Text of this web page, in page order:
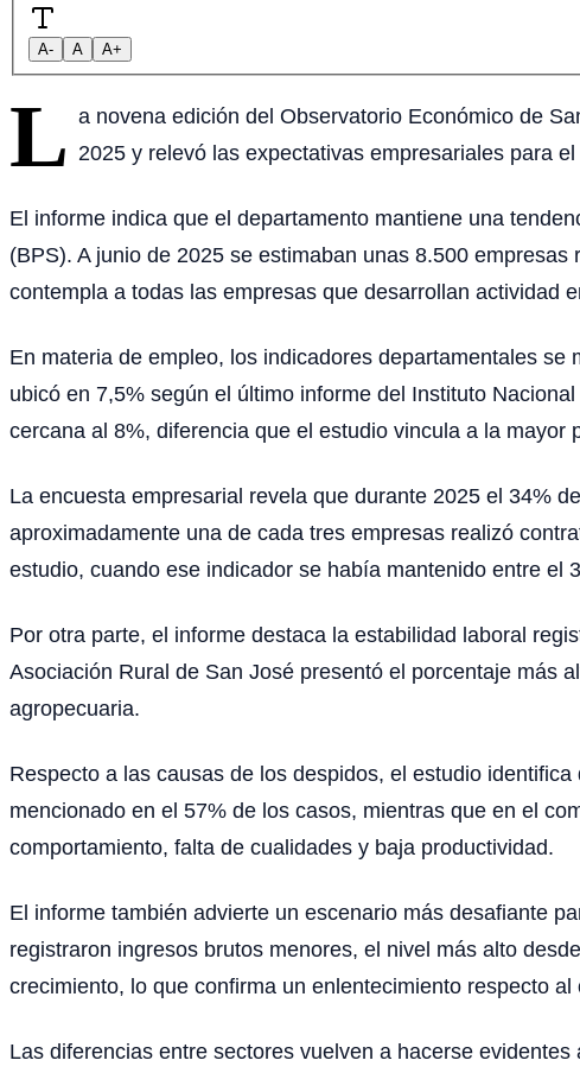
A- A A+
L a novena edición del Observatorio Económico de
2025 y relevó las expectativas empresariales para
El informe indica que el departamento mantiene una
(BPS). A junio de 2025 se estimaban unas 8.500
contempla a todas las empresas que desarrollan actividad
En materia de empleo, los indicadores departamentales
ubicó en 7,5% según el último informe del Instituto
cercana al 8%, diferencia que el estudio vincula a la
La encuesta empresarial revela que durante 2025 el 34%
aproximadamente una de cada tres empresas realizó
estudio, cuando ese indicador se había mantenido entre el
Por otra parte, el informe destaca la estabilidad laboral
Asociación Rural de San José presentó el porcentaje más
agropecuaria.
Respecto a las causas de los despidos, el estudio
mencionado en el 57% de los casos, mientras que en el
comportamiento, falta de cualidades y baja productividad.
El informe también advierte un escenario más desafiante
registraron ingresos brutos menores, el nivel más alto
crecimiento, lo que confirma un enlentecimiento respecto
Las diferencias entre sectores vuelven a hacerse